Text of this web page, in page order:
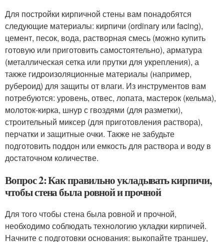
Для постройки кирпичной стены вам понадобятся
следующие материалы: кирпичи (ordinary или facing),
цемент, песок, вода, растворная смесь (можно купить
готовую или приготовить самостоятельно), арматура
(металлическая сетка или прутки для укрепления), а
также гидроизоляционные материалы (например,
рубероид) для защиты от влаги. Из инструментов вам
потребуются: уровень, отвес, лопата, мастерок (кельма),
молоток-кирка, шнур с гвоздями (для разметки),
строительный миксер (для приготовления раствора),
перчатки и защитные очки. Также не забудьте
подготовить поддон или емкость для раствора и воду в
достаточном количестве.
Вопрос 2: Как правильно укладывать кирпичи,
чтобы стена была ровной и прочной
Для того чтобы стена была ровной и прочной,
необходимо соблюдать технологию укладки кирпичей.
Начните с подготовки основания: выкопайте траншеу,